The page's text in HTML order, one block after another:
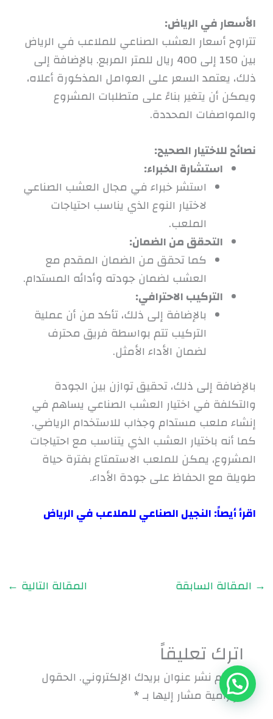
الأسعار في الرياض:
تتراوح أسعار العشب الصناعي للملاعب في الرياض
بين 150 إلى 400 ريال للمتر المربع. بالإضافة إلى
ذلك، يعتمد السعر على العوامل المذكورة أعلاه،
ويمكن أن يتغير بناءً على متطلبات المشروع
والمواصفات المحددة.
نصائح للاختيار الصحيح:
استشارة الخبراء:
استشر خبراء في مجال العشب الصناعي
لاختيار النوع الذي يناسب احتياجات
الملعب.
التحقق من الضمان:
كما تحقق من الضمان المقدم مع
العشب لضمان جودته وأدائه المستدام.
التركيب الاحترافي:
بالإضافة إلى ذلك، تأكد من أن عملية
التركيب تتم بواسطة فريق محترف
لضمان الأداء الأمثل.
بالإضافة إلى ذلك، تحقيق توازن بين الجودة
والتكلفة في اختيار العشب الصناعي يساهم في
إنشاء ملعب مستدام وجذاب للاستخدام الرياضي.
كما أنه باختيار العشب الذي يتناسب مع احتياجات
المشروع، يمكن للملعب الاستمتاع بفترة حياة
طويلة مع الحفاظ على جودة الأداء.
اقرأ أيصاً:النجيل الصناعي للملاعب في الرياض
→ المقالة السابقة المقالة التالية ←
اترك تعليقاً
لن يتم نشر عنوان بريدك الإلكتروني. الحقول
الإلزامية مشار إليها بـ*